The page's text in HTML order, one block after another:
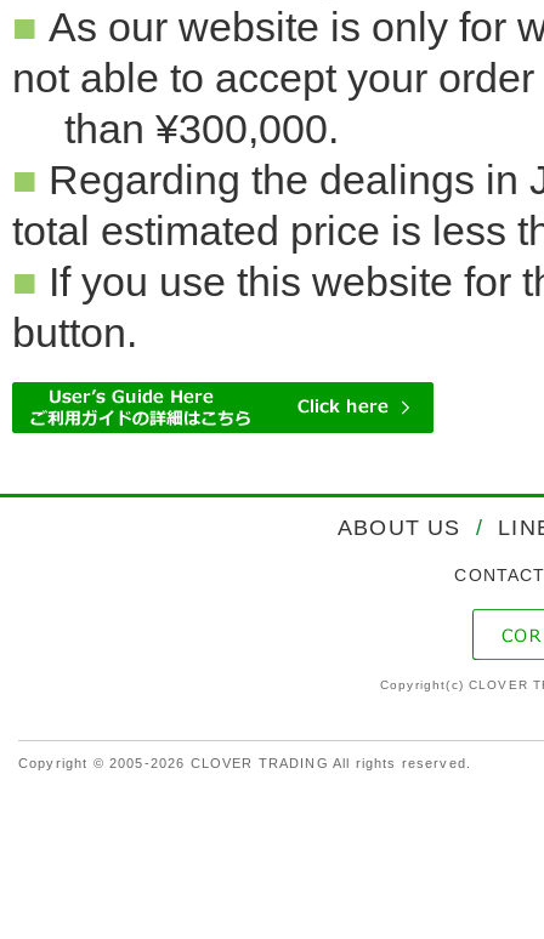
■ As our website is only for
not able to accept your
than ¥300,000.
■ Regarding the dealings in
total estimated price is less
■ If you use this website for
button.
ABOUT US /
Copyright(c) CLOVER
Copyright © 2005-2026 CLOVER TRADING All rights reserved.